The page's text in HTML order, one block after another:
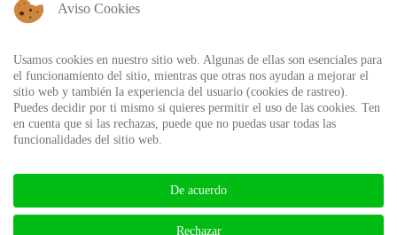
+57 60 1
6818530
+57 311
8666327 - 323
6964227
info@auditool.org
Política de Uso
Autorización
de tratamiento de
datos personales
certificado
expedido por
Auditool usando
el ID único
Certificado
BIBLIOTECA AUDITOOL -
Aviso Cookies
Usamos cookies en nuestro sitio web. Algunas de ellas son esenciales para
el funcionamiento del sitio, mientras que otras nos ayudan a mejorar el
sitio web y también la experiencia del usuario (cookies de rastreo).
Puedes decidir por ti mismo si quieres permitir el uso de las cookies. Ten
en cuenta que si las rechazas, puede que no puedas usar todas las
funcionalidades del sitio web.
De acuerdo
Rechazar